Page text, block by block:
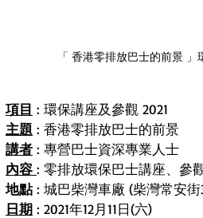
「 香港零排放巴士的前景 」
項目 : 環保講座及參觀 2021
主題 : 香港零排放巴士的前景
講者 : 專營巴士資深專業人士
內容 : 零排放環保巴士講座、參
地點 : 城巴柴灣車廠 (柴灣常安街
日期 : 2021年12月11日(六)